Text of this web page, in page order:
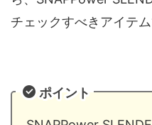
チェックすべきアイテム
ポイント